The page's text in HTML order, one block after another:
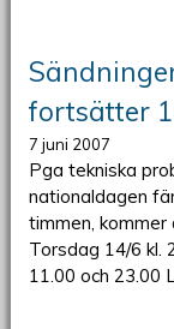
fortsätter
7 juni 2007
Pga tekniska
nationaldagen
timmen,
Torsdag 14/6 kl.
11.00 och 23.00